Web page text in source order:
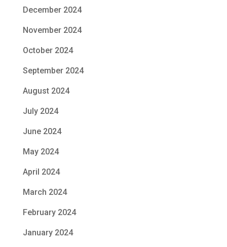
December 2024
November 2024
October 2024
September 2024
August 2024
July 2024
June 2024
May 2024
April 2024
March 2024
February 2024
January 2024